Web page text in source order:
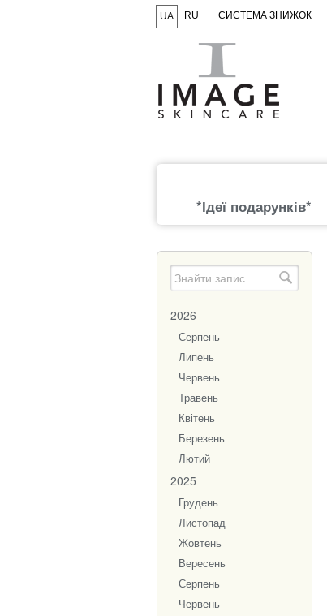
UA RU СИСТЕМА ЗНИЖОК
*Ідеї подарунків*
2026
Серпень
Липень
Червень
Травень
Квітень
Березень
Лютий
2025
Грудень
Листопад
Жовтень
Вересень
Серпень
Червень